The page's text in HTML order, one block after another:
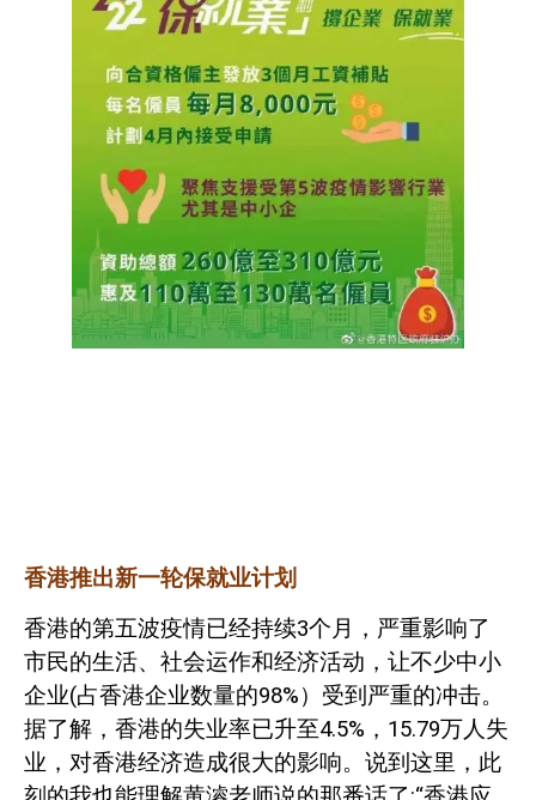
香港推出新一轮保就业计划
香港的第五波疫情已经持续3个月，严重影响了
市民的生活、社会运作和经济活动，让不少中小
企业(占香港企业数量的98%）受到严重的冲击。
据了解，香港的失业率已升至4.5% ， 15.79万人失
业，对香港经济造成很大的影响。说到这里，此